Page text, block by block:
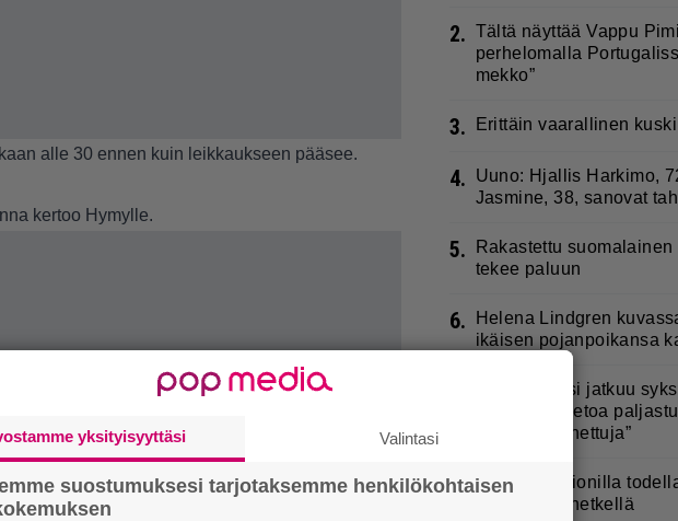
alle 30 ennen kuin leikkaukseen pääsee.
kertoo Hymylle.
2. Tältä näyttää Vappu
perhelomalla
mekko”
3. Erittäin vaarallinen
4.
Uuno: Hjallis Harkimo,
Jasmine, 38, sanovat
5.
Rakastettu
tekee paluun
6.
Helena Lindgren
ikäisen pojanpoikansa
Elämäni biisi jatkuu
saatiin lisätietoa
”Erittäin tunnettuja”
8. Laulaja Marionilla
paikat tällä hetkellä
yksityisyyttäsi Valintasi
suostumuksesi tarjotaksemme henkilökohtaisen